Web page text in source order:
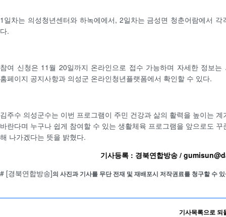
1일차는 의성청년센터와 하녹에에서, 2일차는 금성면 청춘어람에서 각
다.
참여 신청은 11월 20일까지 온라인으로 접수 가능하며 자세한 정보는
홈페이지 공지사항과 의성군 온라인청년플랫폼에서 확인할 수 있다.
김주수 의성군수는 이번 프로그램이 주민 건강과 삶의 활력을 높이는 계
바란다며 누구나 쉽게 참여할 수 있는 생활체육 프로그램을 앞으로도 꾸
해 나가겠다는 뜻을 밝혔다.
기사등록 : 경북연합방송 /
# [경북연합방송]의 사진과 기사를 무단 전재 및 재배포시 저작권료를 청구할 수
기사목록으로 되